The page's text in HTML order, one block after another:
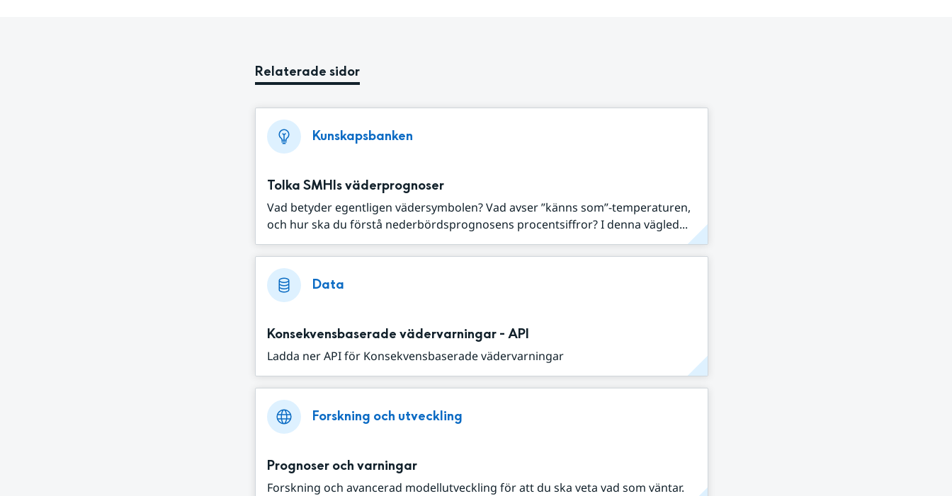
Relaterade sidor
Kunskapsbanken
Tolka SMHIs väderprognoser
Vad betyder egentligen vädersymbolen? Vad avser ”känns som”-temperaturen,
och hur ska du förstå nederbördsprognosens procentsiffror? I denna vägled...
Data
Konsekvensbaserade vädervarningar - API
Ladda ner API för Konsekvensbaserade vädervarningar
Forskning och utveckling
Prognoser och varningar
Forskning och avancerad modellutveckling för att du ska veta vad som väntar.